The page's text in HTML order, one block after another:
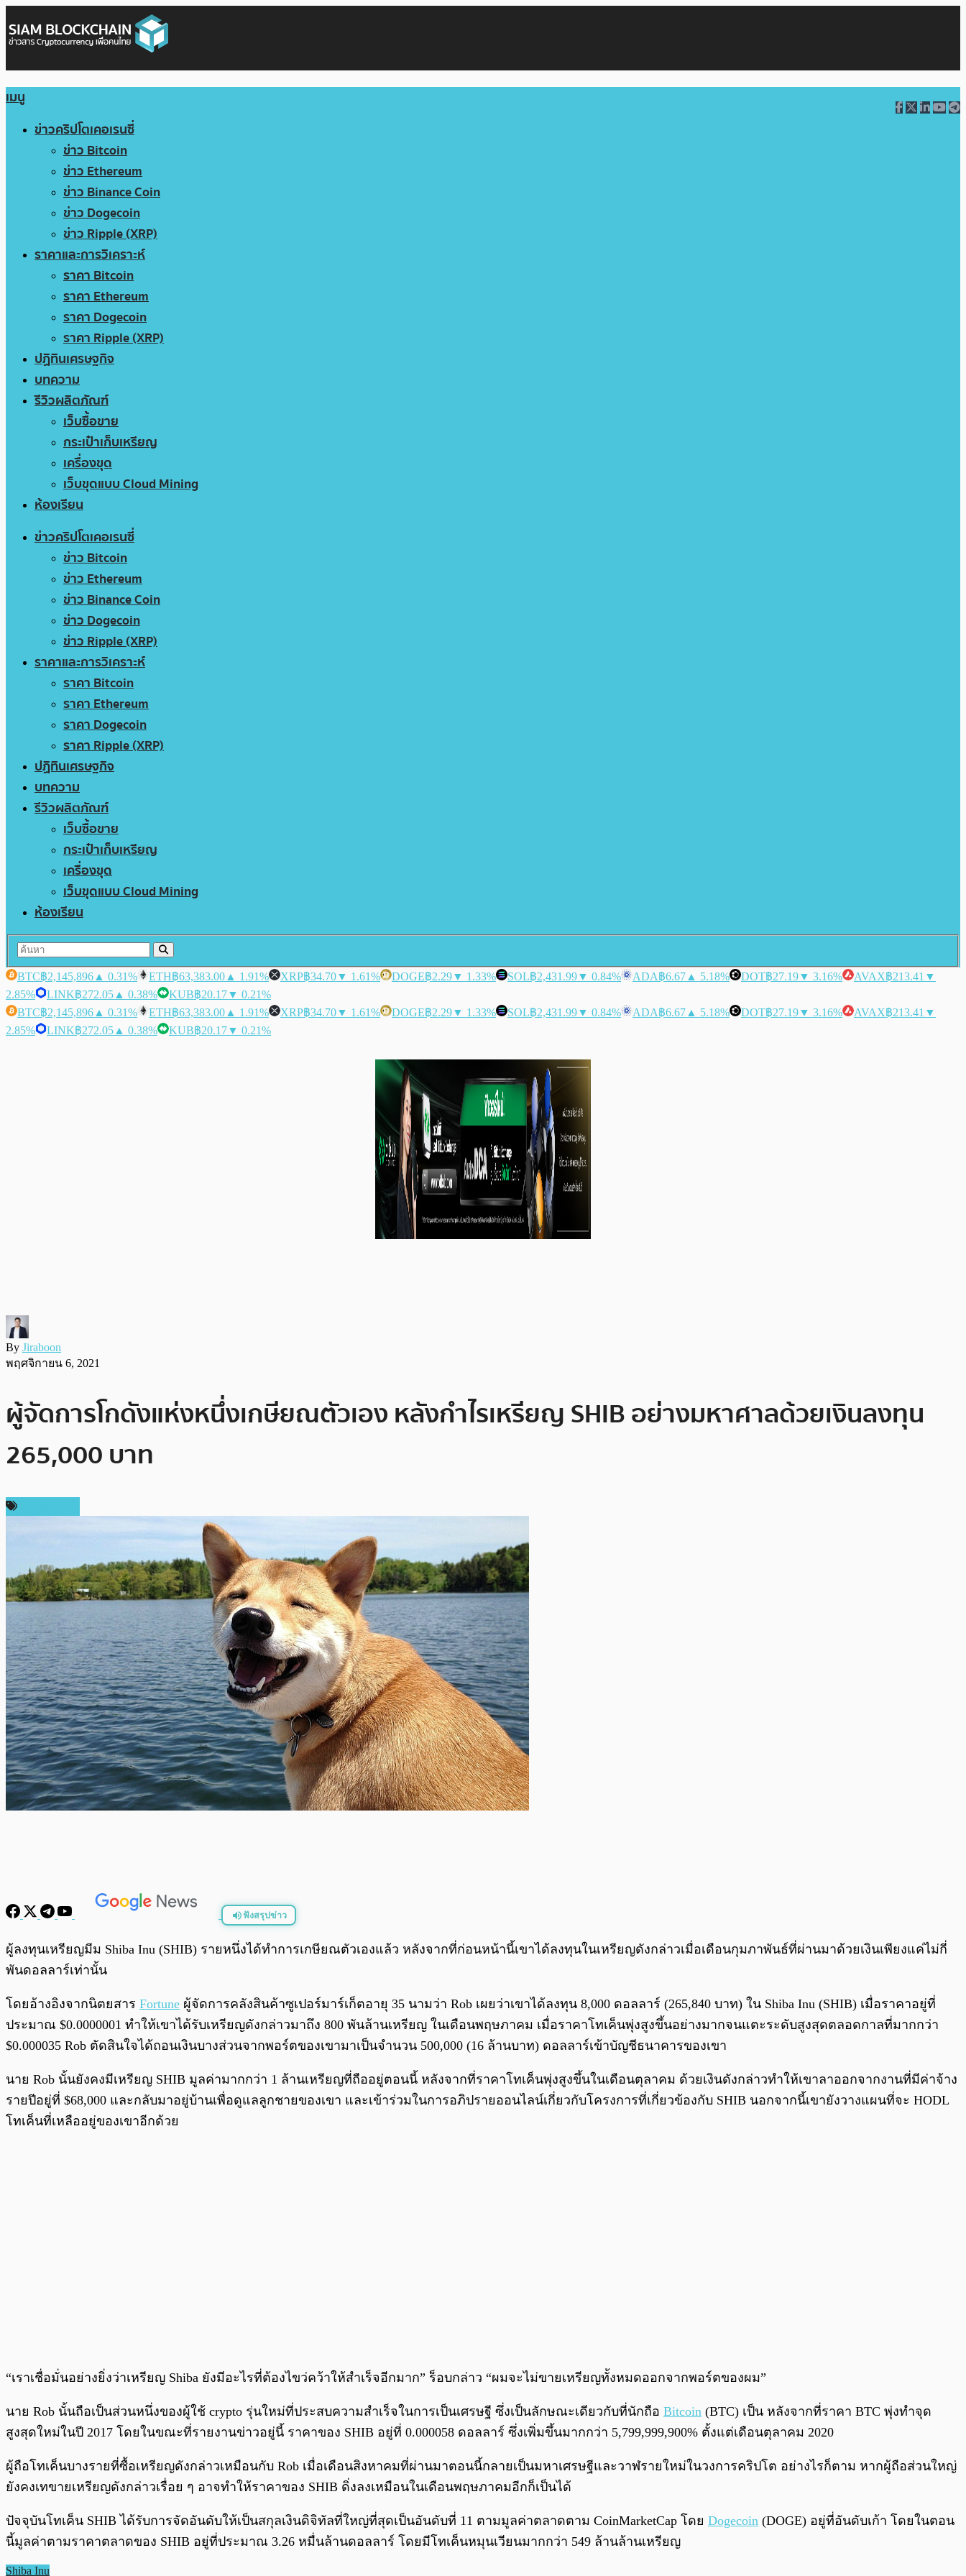
เมนู
ข่าวคริปโตเคอเรนซี่
ข่าว Bitcoin
ข่าว Ethereum
ข่าว Binance Coin
ข่าว Dogecoin
ข่าว Ripple (XRP)
ราคาและการวิเคราะห์
ราคา Bitcoin
ราคา Ethereum
ราคา Dogecoin
ราคา Ripple (XRP)
ปฏิทินเศรษฐกิจ
บทความ
รีวิวผลิตภัณฑ์
เว็บซื้อขาย
กระเป๋าเก็บเหรียญ
เครื่องขุด
เว็บขุดแบบ Cloud Mining
ห้องเรียน
ข่าวคริปโตเคอเรนซี่
ข่าว Bitcoin
ข่าว Ethereum
ข่าว Binance Coin
ข่าว Dogecoin
ข่าว Ripple (XRP)
ราคาและการวิเคราะห์
ราคา Bitcoin
ราคา Ethereum
ราคา Dogecoin
ราคา Ripple (XRP)
ปฏิทินเศรษฐกิจ
บทความ
รีวิวผลิตภัณฑ์
เว็บซื้อขาย
กระเป๋าเก็บเหรียญ
เครื่องขุด
เว็บขุดแบบ Cloud Mining
ห้องเรียน
BTC฿2,145,896 ▲ 0.31% ETH฿63,383.00 ▲ 1.91% XRP฿34.70▼ 1.61% DOGE฿2.29▼ 1.33% SOL฿2,431.99▼ 0.84% ADA฿6.67 ▲ 5.18% DOT฿27.19▼ 3.16% AVAX฿213.41 ▼
2.85%
LINK฿272.05 ▲ 0.38% KUB฿20.17▼ 0.21%
BTC฿2,145,896 ▲ 0.31% ETH฿63,383.00 ▲ 1.91% XRP฿34.70▼ 1.61% DOGE฿2.29▼ 1.33% SOL฿2,431.99▼ 0.84% ADA฿6.67 ▲ 5.18% DOT฿27.19▼ 3.16% AVAX฿213.41 ▼
2.85%
LINK฿272.05 ▲ 0.38% KUB฿20.17▼ 0.21%
By Jiraboon
พฤศจิกายน 6, 2021
ผู้จัดการโกดังแห่งหนึ่งเกษียณตัวเอง หลังกำไรเหรียญ SHIB อย่างมหาศาลด้วยเงินลงทุน
265,000 บาท
ฟังสรุปข่าว
พร้อมเล่น 0:00 /
ผู้ลงทุนเหรียญมีม Shiba Inu (SHIB) รายหนึ่งได้ทำการเกษียณตัวเองแล้ว หลังจากที่ก่อนหน้านี้เขาได้ลงทุนในเหรียญดังกล่าวเมื่อเดือนกุมภาพันธ์ที่ผ่านมาด้วยเงินเพียงแค่ไม่กี่
พันดอลลาร์เท่านั้น
โดยอ้างอิงจากนิตยสาร Fortune ผู้จัดการคลังสินค้าซูเปอร์มาร์เก็ตอายุ 35 นามว่า Rob เผยว่าเขาได้ลงทุน 8,000 ดอลลาร์ (265,840 บาท) ใน Shiba Inu (SHIB) เมื่อราคาอยู่ที่
ประมาณ $0.0000001 ทำให้เขาได้รับเหรียญดังกล่าวมาถึง 800 พันล้านเหรียญ ในเดือนพฤษภาคม เมื่อราคาโทเค็นพุ่งสูงขึ้นอย่างมากจนแตะระดับสูงสุดตลอดกาลที่มากกว่า
$0.000035 Rob ตัดสินใจได้ถอนเงินบางส่วนจากพอร์ตของเขามาเป็นจำนวน 500,000 (16 ล้านบาท) ดอลลาร์เข้าบัญชีธนาคารของเขา
นาย Rob นั้นยังคงมีเหรียญ SHIB มูลค่ามากกว่า 1 ล้านเหรียญที่ถืออยู่ตอนนี้ หลังจากที่ราคาโทเค็นพุ่งสูงขึ้นในเดือนตุลาคม ด้วยเงินดังกล่าวทำให้เขาลาออกจากงานที่มีค่าจ้าง
รายปีอยู่ที่ $68,000 และกลับมาอยู่บ้านเพื่อดูแลลูกชายของเขา และเข้าร่วมในการอภิปรายออนไลน์เกี่ยวกับโครงการที่เกี่ยวข้องกับ SHIB นอกจากนี้เขายังวางแผนที่จะ HODL
โทเค็นที่เหลืออยู่ของเขาอีกด้วย
“เราเชื่อมั่นอย่างยิ่งว่าเหรียญ Shiba ยังมีอะไรที่ต้องไขว่คว้าให้สำเร็จอีกมาก” ร็อบกล่าว “ผมจะไม่ขายเหรียญทั้งหมดออกจากพอร์ตของผม”
นาย Rob นั้นถือเป็นส่วนหนึ่งของผู้ใช้ crypto รุ่นใหม่ที่ประสบความสำเร็จในการเป็นเศรษฐี ซึ่งเป็นลักษณะเดียวกับที่นักถือ Bitcoin (BTC) เป็น หลังจากที่ราคา BTC พุ่งทำจุด
สูงสุดใหม่ในปี 2017 โดยในขณะที่รายงานข่าวอยู่นี้ ราคาของ SHIB อยู่ที่ 0.000058 ดอลลาร์ ซึ่งเพิ่มขึ้นมากกว่า 5,799,999,900% ตั้งแต่เดือนตุลาคม 2020
ผู้ถือโทเค็นบางรายที่ซื้อเหรียญดังกล่าวเหมือนกับ Rob เมื่อเดือนสิงหาคมที่ผ่านมาตอนนี้กลายเป็นมหาเศรษฐีและวาฬรายใหม่ในวงการคริปโต อย่างไรก็ตาม หากผู้ถือส่วนใหญ่
ยังคงเทขายเหรียญดังกล่าวเรื่อย ๆ อาจทำให้ราคาของ SHIB ดิ่งลงเหมือนในเดือนพฤษภาคมอีกก็เป็นได้
ปัจจุบันโทเค็น SHIB ได้รับการจัดอันดับให้เป็นสกุลเงินดิจิทัลที่ใหญ่ที่สุดเป็นอันดับที่ 11 ตามมูลค่าตลาดตาม CoinMarketCap โดย Dogecoin (DOGE) อยู่ที่อันดับเก้า โดยในตอน
นี้มูลค่าตามราคาตลาดของ SHIB อยู่ที่ประมาณ 3.26 หมื่นล้านดอลลาร์ โดยมีโทเค็นหมุนเวียนมากกว่า 549 ล้านล้านเหรียญ
Shiba Inu